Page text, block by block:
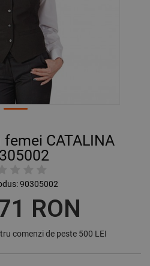
CATALINA
90305002
RON
comenzi de peste 500 LEI